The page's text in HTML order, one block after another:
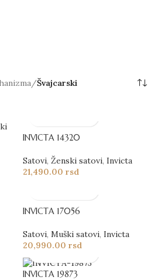
/Švajcarski
INVICTA 14320
Satovi, Ženski satovi, Invicta
21,490.00 rsd
INVICTA 17056
Satovi, Muški satovi, Invicta
20,990.00 rsd
INVICTA 19873